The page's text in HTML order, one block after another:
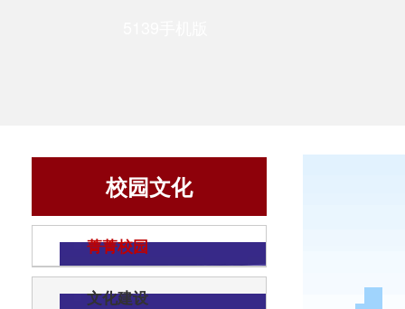
校园文化
菁菁校园
文化建设